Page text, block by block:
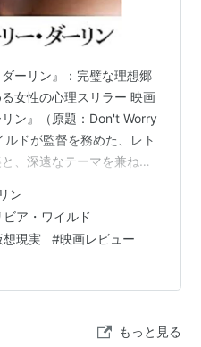
ーリン』：完璧な理想郷
女性の心理スリラー 映画
リン』（原題：Don't Worry
ドが監督を務めた、レト
、深遠なテーマを兼ね備
建設された実験的なコミ
街では、完璧な生活と幸
夫ジャックと共に、何不
ました。夫たちは毎日
という名の極秘の仕事に
ン
ビア・ワイルド
想現実 #映画レビュー
もっと見る